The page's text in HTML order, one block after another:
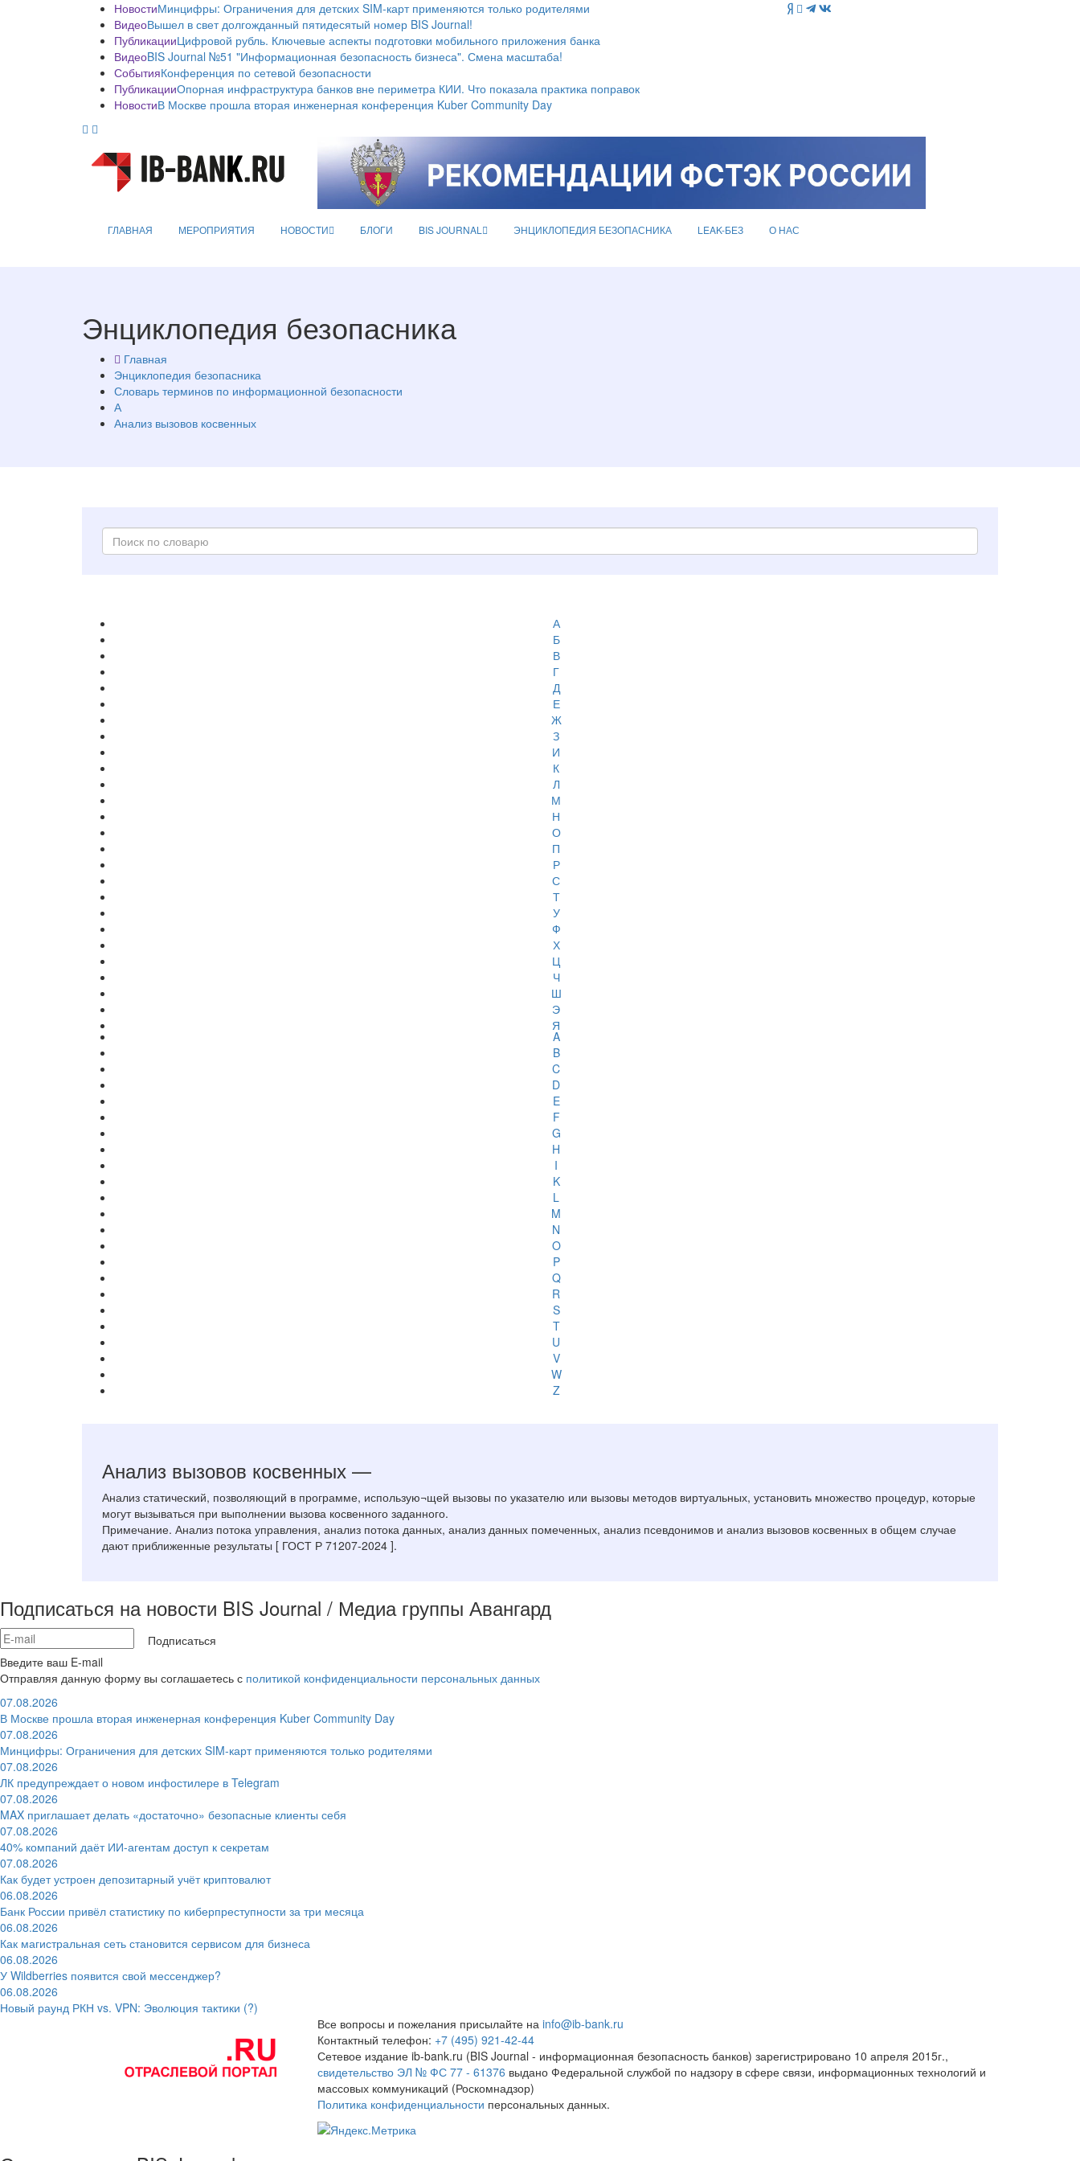
НовостиМинцифры: Ограничения для детских SIM-карт применяются только родителями
ВидеоВышел в свет долгожданный пятидесятый номер BIS Journal!
ПубликацииЦифровой рубль. Ключевые аспекты подготовки мобильного приложения банка
ВидеоBIS Journal №51 "Информационная безопасность бизнеса". Смена масштаба!
СобытияКонференция по сетевой безопасности
ПубликацииОпорная инфраструктура банков вне периметра КИИ. Что показала практика поправок
НовостиВ Москве прошла вторая инженерная конференция Kuber Community Day
ГЛАВНАЯ МЕРОПРИЯТИЯ НОВОСТИ БЛОГИ BIS JOURNAL ЭНЦИКЛОПЕДИЯ БЕЗОПАСНИКА LEAK-БЕЗ О НАС
Энциклопедия безопасника
Главная
Энциклопедия безопасника
Словарь терминов по информационной безопасности
А
Анализ вызовов косвенных
А
Б
В
Г
Д
Е
Ж
З
И
К
Л
М
Н
О
П
Р
С
Т
У
Ф
Х
Ц
Ч
Ш
Э
Я
A
B
C
D
E
F
G
H
I
K
L
M
N
O
P
Q
R
S
T
U
V
W
Z
Анализ вызовов косвенных —
Анализ статический, позволяющий в программе, использую¬щей вызовы по указателю или вызовы методов виртуальных, установить множество процедур, которые
могут вызываться при выполнении вызова косвенного заданного.
Примечание. Анализ потока управления, анализ потока данных, анализ данных помеченных, анализ псевдонимов и анализ вызовов косвенных в общем случае
дают приближенные результаты [ ГОСТ Р 71207-2024 ].
Подписаться на новости BIS Journal / Медиа группы Авангард
Подписаться
Введите ваш E-mail
Отправляя данную форму вы соглашаетесь с политикой конфиденциальности персональных данных
07.08.2026
В Москве прошла вторая инженерная конференция Kuber Community Day
07.08.2026
Минцифры: Ограничения для детских SIM-карт применяются только родителями
07.08.2026
ЛК предупреждает о новом инфостилере в Telegram
07.08.2026
MAX приглашает делать «достаточно» безопасные клиенты себя
07.08.2026
40% компаний даёт ИИ‑агентам доступ к секретам
07.08.2026
Как будет устроен депозитарный учёт криптовалют
06.08.2026
Банк России привёл статистику по киберпреступности за три месяца
06.08.2026
Как магистральная сеть становится сервисом для бизнеса
06.08.2026
У Wildberries появится свой мессенджер?
06.08.2026
Новый раунд РКН vs. VPN: Эволюция тактики (?)
Все вопросы и пожелания присылайте на info@ib-bank.ru
Контактный телефон: +7 (495) 921-42-44
Сетевое издание ib-bank.ru (BIS Journal - информационная безопасность банков) зарегистрировано 10 апреля 2015г.,
свидетельство ЭЛ № ФС 77 - 61376 выдано Федеральной службой по надзору в сфере связи, информационных технологий и
массовых коммуникаций (Роскомнадзор)
Политика конфиденциальности персональных данных.